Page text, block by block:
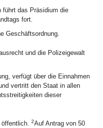
führt das Präsidium die
fort.
Geschäftsordnung.
und die Polizeigewalt
verfügt über die Einnahmen
vertritt den Staat in allen
dieser
öffentlich. 2Auf Antrag von 50